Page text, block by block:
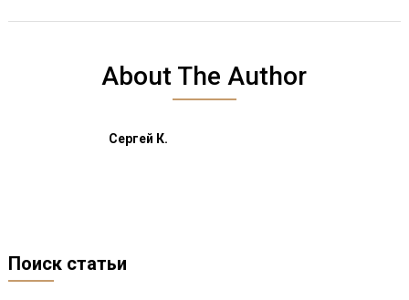
About The Author
Сергей К.
Поиск статьи